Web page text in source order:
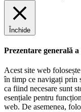
Închide
Prezentare generală
Acest site web
în timp ce navigați prin
ca fiind necesare sunt
esențiale pentru
web. De asemenea,